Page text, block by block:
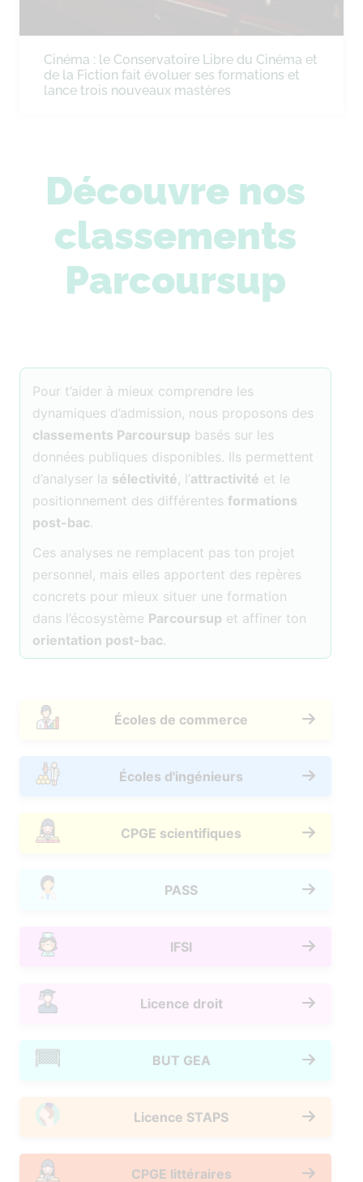
Cinéma : le Conservatoire Libre du Cinéma et
de la Fiction fait évoluer ses formations et
lance trois nouveaux mastères
Découvre nos
classements
Parcoursup
Pour t’aider à mieux comprendre les
dynamiques d’admission, nous proposons des
classements Parcoursup basés sur les
données publiques disponibles. Ils permettent
d’analyser la sélectivité, l’attractivité et le
positionnement des différentes formations
post-bac.
Ces analyses ne remplacent pas ton projet
personnel, mais elles apportent des repères
concrets pour mieux situer une formation
dans l’écosystème Parcoursup et affiner ton
orientation post-bac.
Écoles de commerce
Écoles d'ingénieurs
CPGE scientifiques
PASS
IFSI
Licence droit
BUT GEA
Licence STAPS
CPGE littéraires